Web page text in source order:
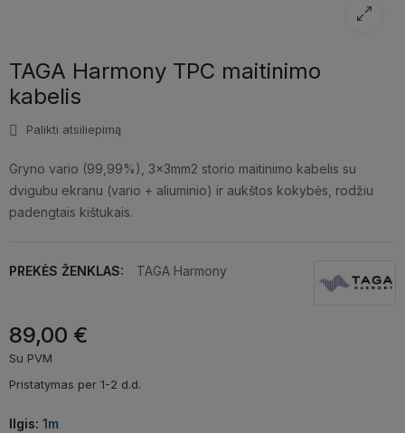
TAGA Harmony TPC maitinimo
kabelis
Palikti atsiliepimą
Gryno vario (99,99%), 3x3mm2 storio maitinimo kabelis su
dvigubu ekranu (vario + aliuminio) ir aukštos kokybės, rodžiu
padengtais kištukais.
PREKĖS ŽENKLAS: TAGA Harmony
89,00 €
Su PVM
Pristatymas per 1-2 d.d.
Ilgis: 1m